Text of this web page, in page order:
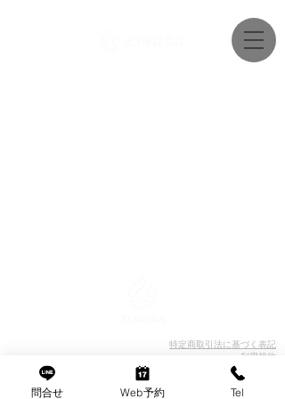
特定商取引法に基づく表記
利用規約
プライバシーポリシー
問合せ Web予約 Tel